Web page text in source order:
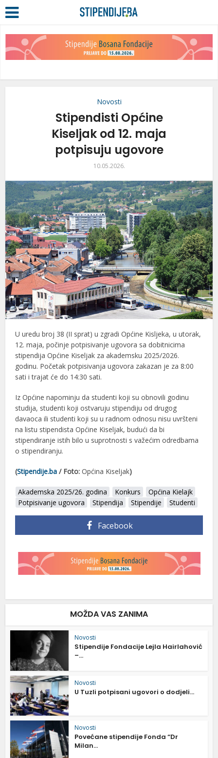
Novosti
Stipendisti Općine
Kiseljak od 12. maja
potpisuju ugovore
10.05.2026.
U uredu broj 38 (II sprat) u zgradi Općine Kisljeka, u utorak,
12. maja, počinje potpisivanje ugovora sa dobitnicima
stipendija Općine Kiseljak za akademsku 2025/2026.
godinu. Početak potpisivanja ugovora zakazan je za 8:00
sati i trajat će do 14:30 sati.
Iz Općine napominju da studenti koji su obnovili godinu
studija, studenti koji ostvaruju stipendiju od drugog
davaoca ili studenti koji su u radnom odnosu nisu uvršteni
na listu stipendista Općine Kiseljak, budući da bi
stipendiranje istih bilo u suprotnosti s važećim odredbama
o stipendiranju.
(Stipendije.ba / Foto:Općina Kiseljak)
Akademska 2025/26. godina Konkurs
Općina Kielajk
Potpisivanje ugovora
Stipendija Stipendije Studenti
Facebook
MOŽDA VAS ZANIMA
Novosti
Stipendije Fondacije Lejla Hairlahović
–...
Novosti
U Tuzli potpisani ugovori o dodjeli...
Novosti
Povećane stipendije Fonda “Dr
Milan...